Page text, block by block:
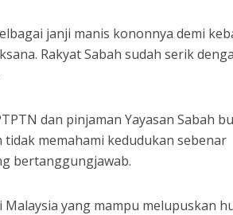
janji manis kononnya demi
Rakyat Sabah sudah serik
dan pinjaman Yayasan Sabah
memahami kedudukan sebenar
bertanggungjawab.
yang mampu melupuskan